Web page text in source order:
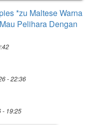
*zu Maltese Warna
Pelihara Dengan
- 22:36
- 19:25